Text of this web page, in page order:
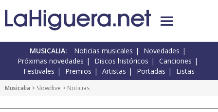
MUSICALIA: Noticias musicales
Novedades
Próximas novedades
Discos históricos
Canciones
Festivales
Premios Artistas Portadas Listas
Musicalia > Slowdive > Noticias